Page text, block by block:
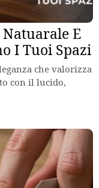
E
I Tuoi Spazi
che valorizza
con il lucido,